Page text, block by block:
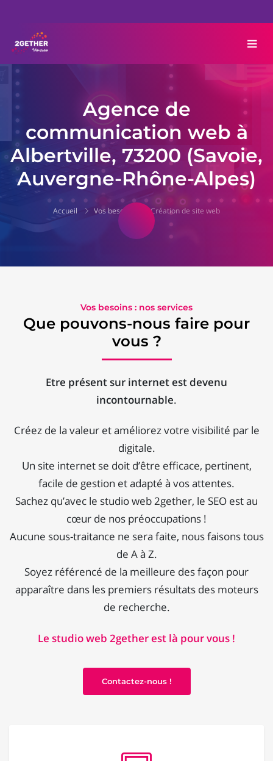
Agence de
communication web à
Albertville, 73200 (Savoie,
Auvergne-Rhône-Alpes)
Accueil Vos besoins Création de site web
Vos besoins : nos services
Que pouvons-nous faire pour
vous ?
Etre présent sur internet est devenu
incontournable.
Créez de la valeur et améliorez votre visibilité par le
digitale.
Un site internet se doit d’être efficace, pertinent,
facile de gestion et adapté à vos attentes.
Sachez qu’avec le studio web 2gether, le SEO est au
cœur de nos préoccupations !
Aucune sous-traitance ne sera faite, nous faisons tous
de A à Z.
Soyez référencé de la meilleure des façon pour
apparaître dans les premiers résultats des moteurs
de recherche.
Le studio web 2gether est là pour vous !
Contactez-nous !